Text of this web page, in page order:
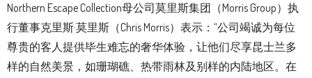
Northern Escape Collection母公司莫里斯集团（Morris Group）执
行董事克里斯·莫里斯（Chris Morris）表示：“公司竭诚为每位
尊贵的客人提供毕生难忘的奢华体验，让他们尽享昆士兰多
样的自然美景，如珊瑚礁、热带雨林及别样的内陆地区。在